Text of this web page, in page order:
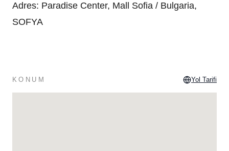
Adres: Paradise Center, Mall Sofia / Bulgaria,
SOFYA
KONUM Yol Tarifi